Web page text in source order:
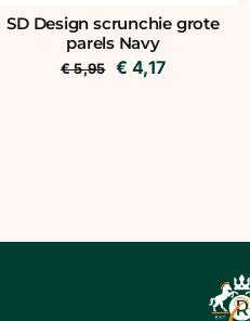
SD Design scrunchie grote
parels Navy
€5,95
Oorspronkelijke
€ 4,17Huidige